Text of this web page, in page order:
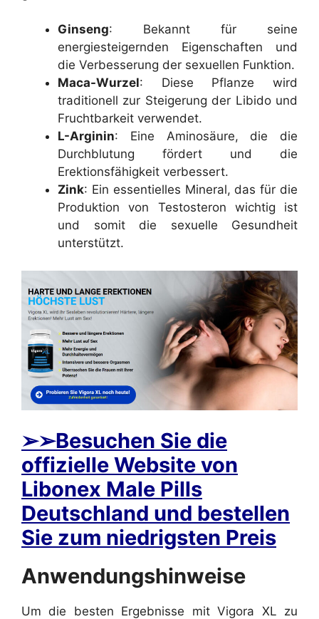
Ginseng: Bekannt für seine
energiesteigernden Eigenschaften und
die Verbesserung der sexuellen Funktion.
Maca-Wurzel: Diese Pflanze wird
traditionell zur Steigerung der Libido und
Fruchtbarkeit verwendet.
L-Arginin: Eine Aminosäure, die die
Durchblutung fördert und die
Erektionsfähigkeit verbessert.
Zink: Ein essentielles Mineral, das für die
Produktion von Testosteron wichtig ist
und somit die sexuelle Gesundheit
unterstützt.
➢➢Besuchen Sie die
offizielle Website von
Libonex Male Pills
Deutschland und bestellen
Sie zum niedrigsten Preis
Anwendungshinweise
Um die besten Ergebnisse mit Vigora XL zu